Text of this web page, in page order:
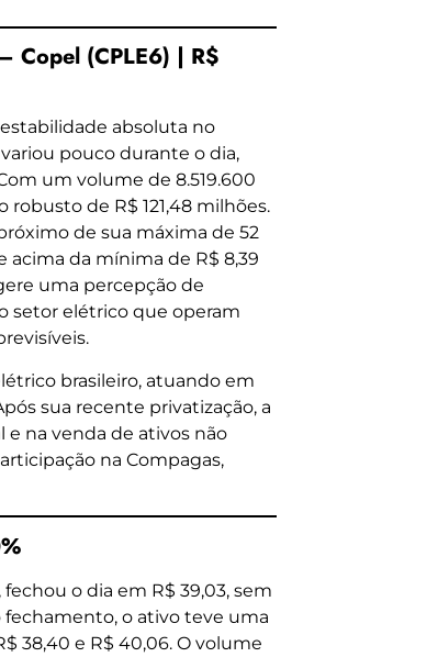
Copel (CPLE6) | R$
absoluta no
pouco durante o dia,
um volume de 8.519.600
de R$ 121,48 milhões.
de sua máxima de 52
acima da mínima de R$ 8,39
uma percepção de
setor elétrico que operam
brasileiro, atuando em
sua recente privatização, a
na venda de ativos não
na Compagas,
o dia em R$ 39,03, sem
fechamento, o ativo teve uma
38,40 e R$ 40,06. O volume